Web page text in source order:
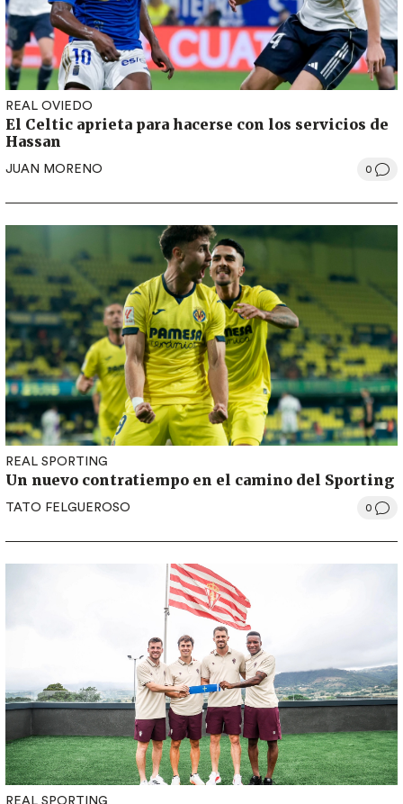
REAL OVIEDO
El Celtic aprieta para hacerse con los servicios de
Hassan
JUAN MORENO 0
REAL SPORTING
Un nuevo contratiempo en el camino del Sporting
TATO FELGUEROSO 0
REAL SPORTING